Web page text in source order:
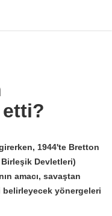
etti?
1944'te Bretton
Devletleri)
amacı, savaştan
yönergeleri